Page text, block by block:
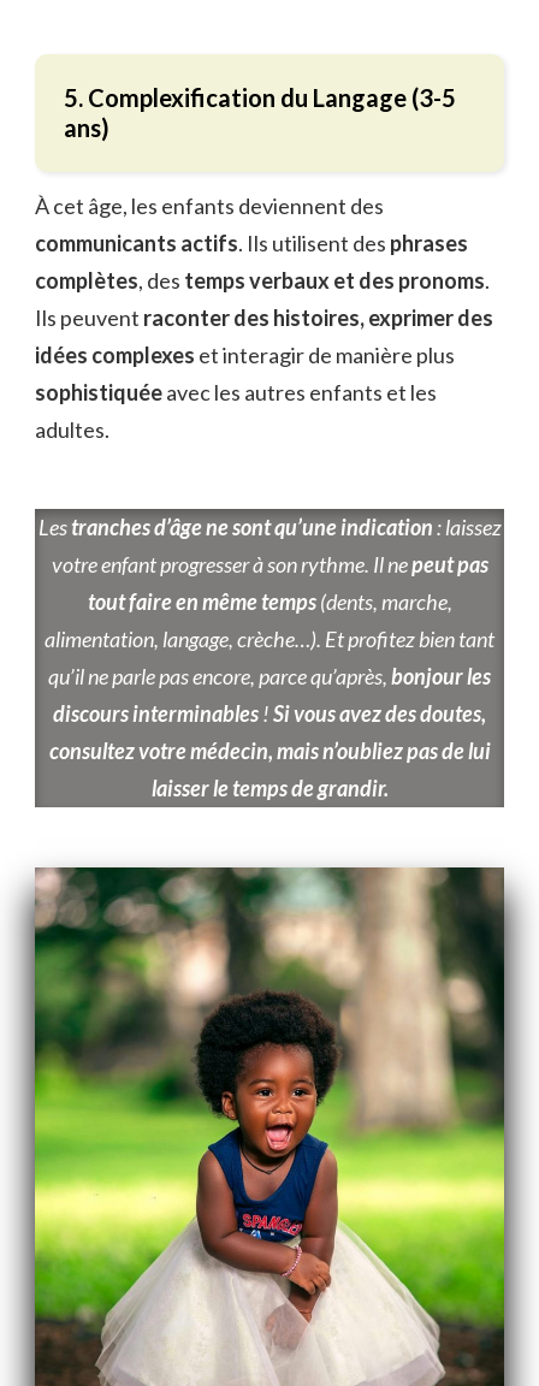
5. Complexification du Langage (3-5
ans)
À cet âge, les enfants deviennent des
communicants actifs. Ils utilisent des phrases
complètes, des temps verbaux et des pronoms.
Ils peuvent raconter des histoires, exprimer des
idées complexes et interagir de manière plus
sophistiquéeavec les autres enfants et les
adultes.
Lestranches d’âge ne sont qu’une indication: laissez
votre enfant progresser à son rythme. Il nepeut pas
tout faire en même temps(dents, marche,
alimentation, langage, crèche…). Et profitez bien tant
qu’il ne parle pas encore, parce qu’après,bonjour les
discours interminables!Si vous avez des doutes,
consultez votre médecin, mais n’oubliez pas de lui
laisser le temps de grandir.